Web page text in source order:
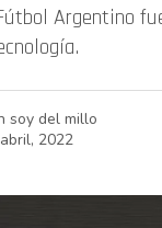
Argentino
soy del millo
2022